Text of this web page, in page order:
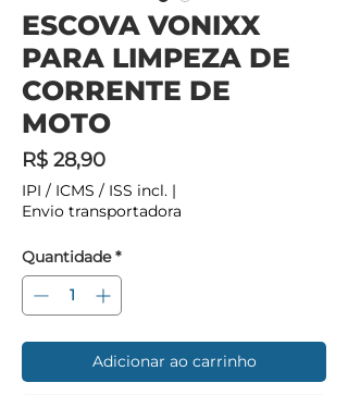
ESCOVA VONIXX
PARA LIMPEZA DE
CORRENTE DE
MOTO
R$ 28,90Preço
IPI / ICMS / ISS incl. |
Envio transportadora
Quantidade *
Adicionar ao carrinho